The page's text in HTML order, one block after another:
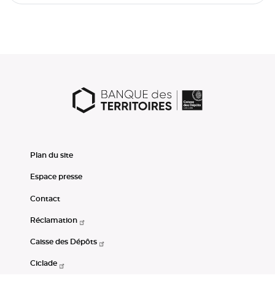
Plan du site
Espace presse
Contact
Réclamation
Caisse des Dépôts
Ciclade